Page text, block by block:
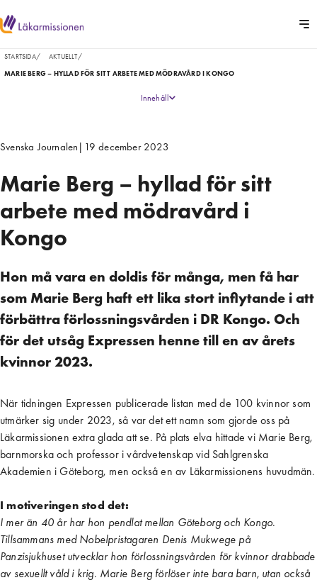
STARTSIDA/ AKTUELLT/
MARIE BERG – HYLLAD FÖR SITT ARBETE MED MÖDRAVÅRD I KONGO
Innehåll
Svenska Journalen | 19 december 2023
Marie Berg – hyllad för sitt
arbete med mödravård i
Kongo
Hon må vara en doldis för många, men få har
som Marie Berg haft ett lika stort inflytande i att
förbättra förlossningsvården i DR Kongo. Och
för det utsåg Expressen henne till en av årets
kvinnor 2023.
När tidningen Expressen publicerade listan med de 100 kvinnor som
utmärker sig under 2023, så var det ett namn som gjorde oss på
Läkarmissionen extra glada att se. På plats elva hittade vi Marie Berg,
barnmorska och professor i vårdvetenskap vid Sahlgrenska
Akademien i Göteborg, men också en av Läkarmissionens huvudmän.
I motiveringen stod det:
I mer än 40 år har hon pendlat mellan Göteborg och Kongo.
Tillsammans med Nobelpristagaren Denis Mukwege på
Panzisjukhuset utvecklar hon förlossningsvården för kvinnor drabbade
av sexuellt våld i krig. Marie Berg förlöser inte bara barn, utan också